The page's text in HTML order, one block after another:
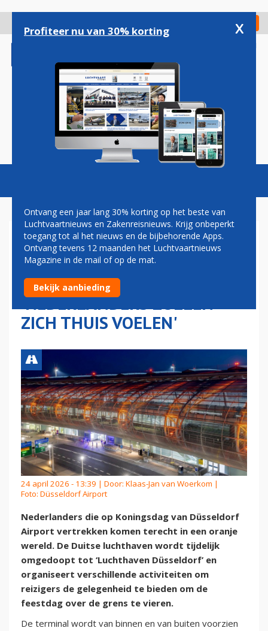
gaan
Check in
Magazine Podcasts Vacatures
DÜSSELDORF AIRPORT
KLEURT ORANJE TIJDENS
KONINGSDAG:
'NEDERLANDERS ZULLEN
ZICH THUIS VOELEN'
24 april 2026 - 13:39 | Door: Klaas-Jan van Woerkom |
Foto: Düsseldorf Airport
Nederlanders die op Koningsdag van Düsseldorf
Airport vertrekken komen terecht in een oranje
wereld. De Duitse luchthaven wordt tijdelijk
omgedoopt tot ‘Luchthaven Düsseldorf’ en
organiseert verschillende activiteiten om
reizigers de gelegenheid te bieden om de
feestdag over de grens te vieren.
De terminal wordt van binnen en van buiten voorzien
Profiteer nu van 30% korting x
Ontvang een jaar lang 30% korting op het beste van
Luchtvaartnieuws en Zakenreisnieuws. Krijg onbeperkt
toegang tot al het nieuws en de bijbehorende Apps.
Ontvang tevens 12 maanden het Luchtvaartnieuws
Magazine in de mail of op de mat.
Bekijk aanbieding